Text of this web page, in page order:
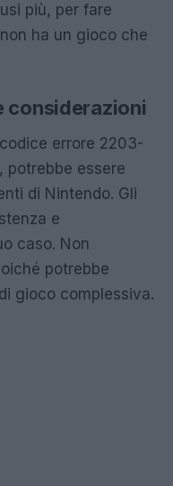
più, per fare
ha un gioco che
considerazioni
errore 2203-
potrebbe essere
di Nintendo. Gli
e
caso. Non
potrebbe
gioco complessiva.